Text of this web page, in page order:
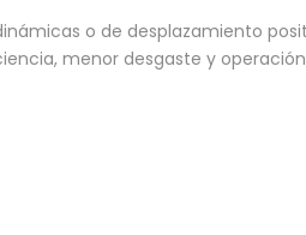
o de desplazamiento
menor desgaste y